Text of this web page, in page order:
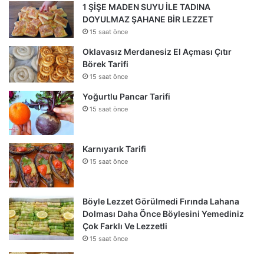
1 ŞİŞE MADEN SUYU İLE TADINA
DOYULMAZ ŞAHANE BİR LEZZET
15 saat önce
Oklavasız Merdanesiz El Açması Çıtır
Börek Tarifi
15 saat önce
Yoğurtlu Pancar Tarifi
15 saat önce
Karnıyarık Tarifi
15 saat önce
Böyle Lezzet Görülmedi Fırında Lahana
Dolması Daha Önce Böylesini Yemediniz
Çok Farklı Ve Lezzetli
15 saat önce